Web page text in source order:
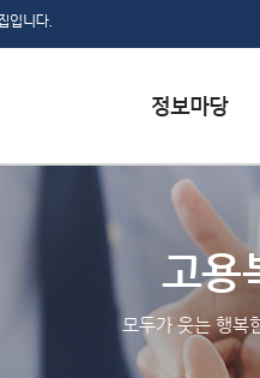
서식자료실
채용정보
인재정보
관련사이트
고용
모두가 웃는 행복